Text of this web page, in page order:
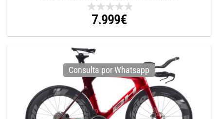
7.999€
Consulta por Whatsapp